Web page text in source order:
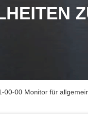
00-00 Monitor für